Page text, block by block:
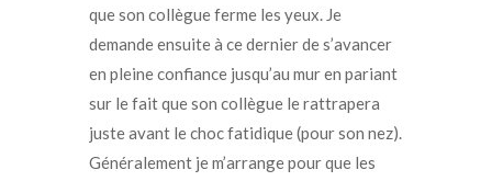
que son collègue ferme les yeux. Je
demande ensuite à ce dernier de s’avancer
en pleine confiance jusqu’au mur en pariant
sur le fait que son collègue le rattrapera
juste avant le choc fatidique (pour son nez).
Généralement je m’arrange pour que les